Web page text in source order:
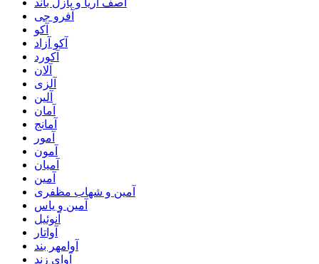
آفرو جی
آکو
آکو آزاد
آکورد
آلان
آلزی
آلین
آمان
آمانج
آمور
آمون
آمیان
آمین
آمین و شهاب مظفری
آمین و یاس
آنوئیل
آواتار
آوامهر بند
آوای زند